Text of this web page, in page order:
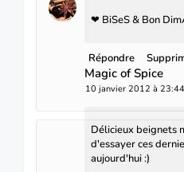
❤ BiSeS & Bon
Répondre
Magic of Spice
10 janvier 2012 à 23:44
Délicieux beignets
d'essayer ces
aujourd'hui :)